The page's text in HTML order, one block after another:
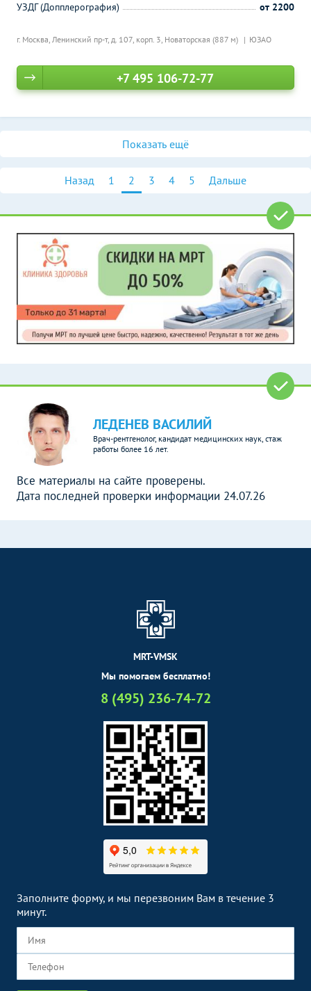
г. Москва, Ленинский пр-т, д. 107, корп. 3, Новаторская (887 м) ЮЗАО
УЗДГ (Допплерография)
от 2200
+7 495 106-72-77
Показать ещё
Назад 1 2 3 4 5 Дальше
ЛЕДЕНЕВ ВАСИЛИЙ
Врач-рентгенолог, кандидат медицинских наук, стаж
работы более 16 лет.
Все материалы на сайте проверены.
Дата последней проверки информации 24.07.26
MRT-VMSK
Мы помогаем бесплатно!
8 (495) 236-74-72
Заполните форму, и мы перезвоним Вам в течение 3
минут.